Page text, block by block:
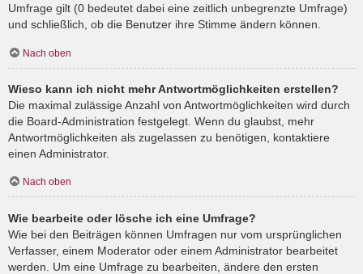
Umfrage gilt (0 bedeutet dabei eine zeitlich unbegrenzte Umfrage)
und schließlich, ob die Benutzer ihre Stimme ändern können.
Nach oben
Wieso kann ich nicht mehr Antwortmöglichkeiten erstellen?
Die maximal zulässige Anzahl von Antwortmöglichkeiten wird durch
die Board-Administration festgelegt. Wenn du glaubst, mehr
Antwortmöglichkeiten als zugelassen zu benötigen, kontaktiere
einen Administrator.
Nach oben
Wie bearbeite oder lösche ich eine Umfrage?
Wie bei den Beiträgen können Umfragen nur vom ursprünglichen
Verfasser, einem Moderator oder einem Administrator bearbeitet
werden. Um eine Umfrage zu bearbeiten, ändere den ersten